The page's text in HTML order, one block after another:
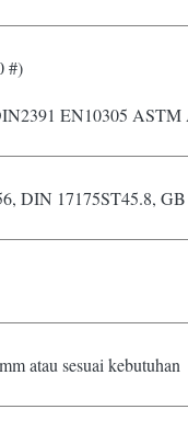
#)
EN10305 ASTM
DIN 17175ST45.8,
atau sesuai kebutuhan